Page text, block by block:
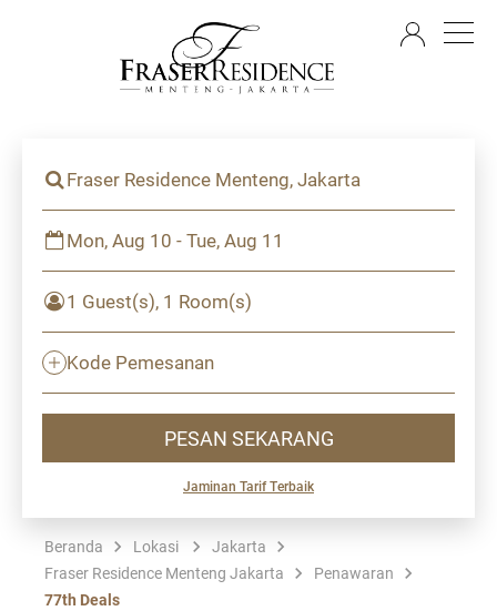
Fraser Residence Menteng, Jakarta
Mon, Aug 10 - Tue, Aug 11
1 Guest(s), 1 Room(s)
Kode Pemesanan
PESAN SEKARANG
Jaminan Tarif Terbaik
Beranda Lokasi
Jakarta
Fraser Residence Menteng Jakarta
Penawaran
77th Deals